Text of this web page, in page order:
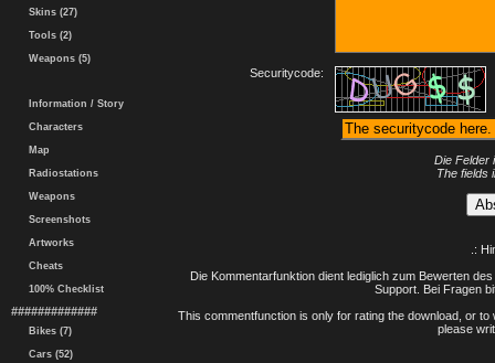
Skins (27)
Tools (2)
Weapons (5)
Information / Story
Characters
Map
Radiostations
Weapons
Screenshots
Artworks
Cheats
100% Checklist
#############
Bikes (7)
Cars (52)
Securitycode:
Die Felder
The fields
.:
Die Kommentarfunktion dient lediglich zum Bewerten
Support. Bei Fragen
This commentfunction is only for rating the download, or
please